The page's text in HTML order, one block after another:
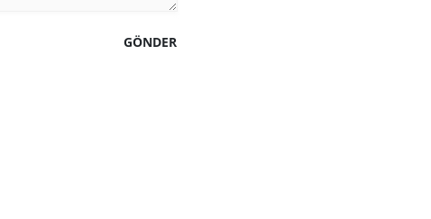
GÖNDER